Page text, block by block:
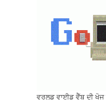
ਵਰਲਡ ਵਾਈਡ ਵੈੱਬ ਦੀ ਖੋਜ